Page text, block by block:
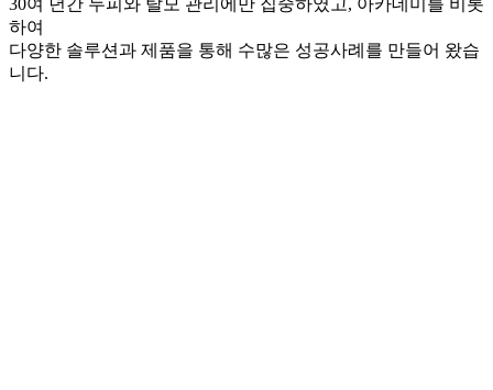
30여 년간 두피와 탈모 관리에만 집중하였고, 아카데미를 비롯
하여
다양한 솔루션과 제품을 통해 수많은 성공사례를 만들어 왔습
니다.